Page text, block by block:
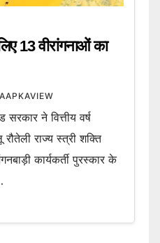
13 वीरांगनाओं का
AAPKAVIEW
ने वित्तीय वर्ष
राज्य स्त्री शक्ति
कार्यकर्ती पुरस्कार के